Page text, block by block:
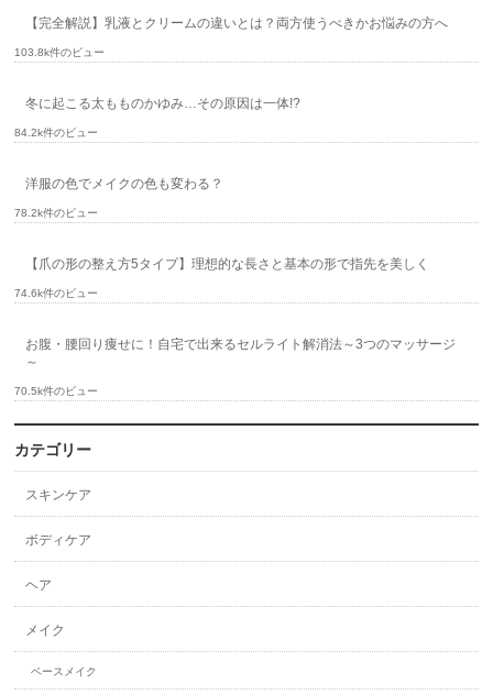
【完全解説】乳液とクリームの違いとは？両方使うべきかお悩みの方へ
103.8k件のビュー
冬に起こる太もものかゆみ…その原因は一体!?
84.2k件のビュー
洋服の色でメイクの色も変わる？
78.2k件のビュー
【爪の形の整え方5タイプ】理想的な長さと基本の形で指先を美しく
74.6k件のビュー
お腹・腰回り痩せに！自宅で出来るセルライト解消法～3つのマッサージ
～
70.5k件のビュー
カテゴリー
スキンケア
ボディケア
ヘア
メイク
ベースメイク